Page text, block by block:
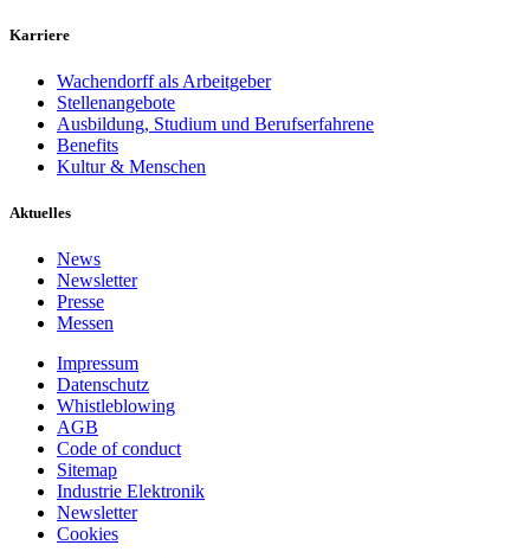
Karriere
Wachendorff als Arbeitgeber
Stellenangebote
Ausbildung, Studium und Berufserfahrene
Benefits
Kultur & Menschen
Aktuelles
News
Newsletter
Presse
Messen
Impressum
Datenschutz
Whistleblowing
AGB
Code of conduct
Sitemap
Industrie Elektronik
Newsletter
Cookies